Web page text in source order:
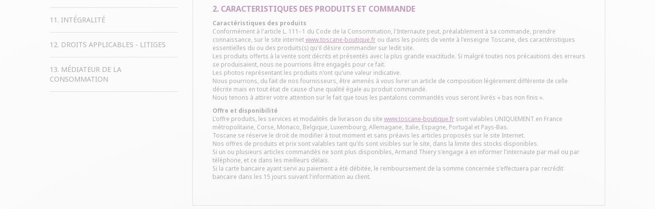
11. INTÉGRALITÉ
12. DROITS APPLICABLES - LITIGES
13. MÉDIATEUR DE LA
CONSOMMATION
2. CARACTERISTIQUES DES PRODUITS ET COMMANDE
Caractéristiques des produits
Conformément à l'article L. 111- 1 du Code de la Consommation, l'Internaute peut, préalablement à sa commande, prendre
connaissance, sur le site internetwww.toscane-boutique.frou dans les points de vente à l'enseigne Toscane, des caractéristiques
essentielles du ou des produits(s) qu'il désire commander sur ledit site.
Les produits offerts à la vente sont décrits et présentés avec la plus grande exactitude. Si malgré toutes nos précautions des erreurs
se produisaient, nous ne pourrions être engagés pour ce fait.
Les photos représentant les produits n'ont qu'une valeur indicative.
Nous pourrions, du fait de nos fournisseurs, être amenés à vous livrer un article de composition légèrement différente de celle
décrite mais en tout état de cause d'une qualité égale au produit commandé.
Nous tenons à attirer votre attention sur le fait que tous les pantalons commandés vous seront livrés « bas non finis ».
Offre et disponibilité
L'offre produits, les services et modalités de livraison du site www.toscane-boutique.frsont valables UNIQUEMENT en France
métropolitaine, Corse, Monaco, Belgique, Luxembourg, Allemagane, Italie, Espagne, Portugal et Pays-Bas.
Toscane se réserve le droit de modifier à tout moment et sans préavis les articles proposés sur le site Internet.
Nos offres de produits et prix sont valables tant qu'ils sont visibles sur le site, dans la limite des stocks disponibles.
Si un ou plusieurs articles commandés ne sont plus disponibles, Armand Thiery s'engage à en informer l'internaute par mail ou par
téléphone, et ce dans les meilleurs délais.
Si la carte bancaire ayant servi au paiement a été débitée, le remboursement de la somme concernée s'effectuera par recrédit
bancaire dans les 15 jours suivant l'information au client.